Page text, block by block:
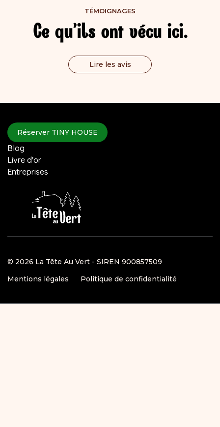
mezzanine (lits de 140) + salle de bain +
TÉMOIGNAGES
Ce qu’ils ont vécu ici.
Lire les avis
Réserver TINY HOUSE
Blog
Livre d'or
Entreprises
© 2026 La Tête Au Vert - SIREN 900857509
Mentions légales
Politique de confidentialité